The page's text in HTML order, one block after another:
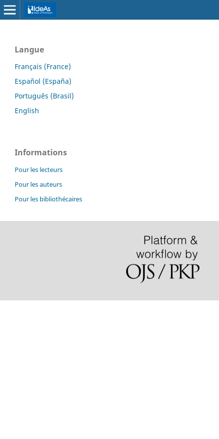
Langue
Français (France)
Español (España)
Português (Brasil)
English
Informations
Pour les lecteurs
Pour les auteurs
Pour les bibliothécaires